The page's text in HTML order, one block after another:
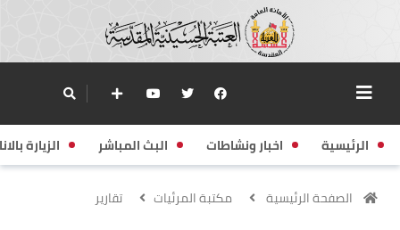
الرئيسية اخبار ونشاطات البث المباشر الزيارة
الصفحة الرئيسية مكتبة المرئيات تقارير